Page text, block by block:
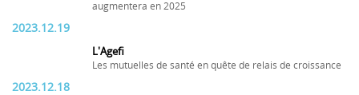
augmentera en 2025
2023.12.19
L'Agefi
Les mutuelles de santé en quête de relais de croissance
2023.12.18